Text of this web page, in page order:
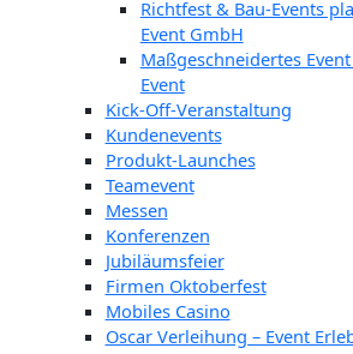
Richtfest & Bau-Events
Event GmbH
Maßgeschneidertes
Event
Kick-Off-Veranstaltung
Kundenevents
Produkt-Launches
Teamevent
Messen
Konferenzen
Jubiläumsfeier
Firmen Oktoberfest
Mobiles Casino
Oscar Verleihung – Event